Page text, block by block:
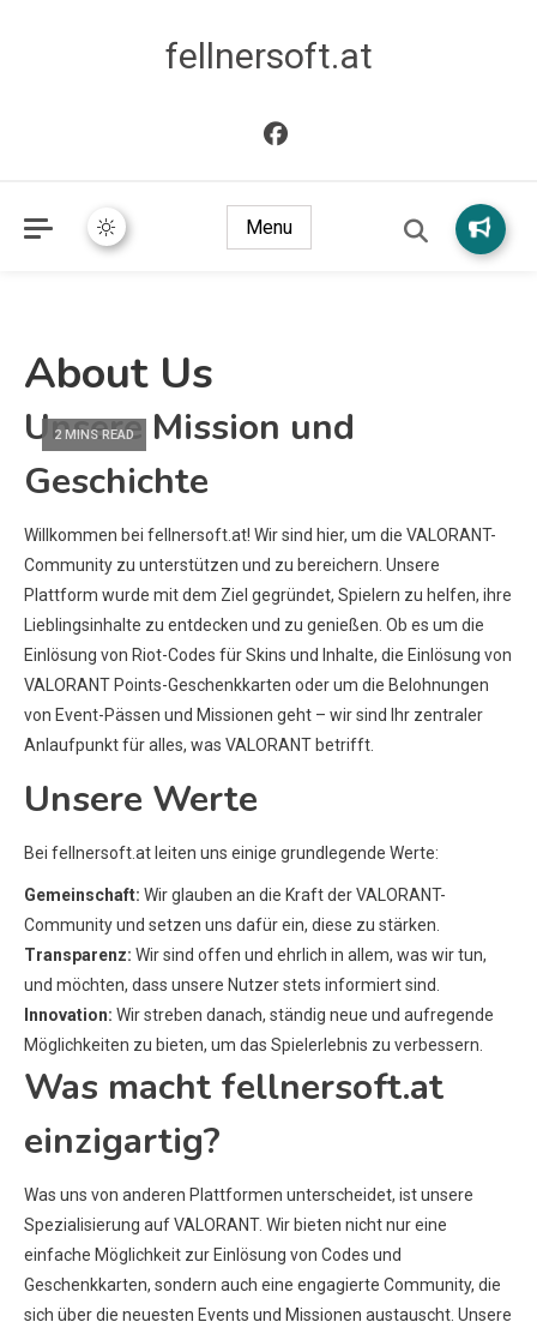
fellnersoft.at
Menu
About Us
2 MINS READ
Unsere Mission und
Geschichte
Willkommen bei fellnersoft.at! Wir sind hier, um die VALORANT-
Community zu unterstützen und zu bereichern. Unsere
Plattform wurde mit dem Ziel gegründet, Spielern zu helfen, ihre
Lieblingsinhalte zu entdecken und zu genießen. Ob es um die
Einlösung von Riot-Codes für Skins und Inhalte, die Einlösung von
VALORANT Points-Geschenkkarten oder um die Belohnungen
von Event-Pässen und Missionen geht – wir sind Ihr zentraler
Anlaufpunkt für alles, was VALORANT betrifft.
Unsere Werte
Bei fellnersoft.at leiten uns einige grundlegende Werte:
Gemeinschaft: Wir glauben an die Kraft der VALORANT-
Community und setzen uns dafür ein, diese zu stärken.
Transparenz: Wir sind offen und ehrlich in allem, was wir tun,
und möchten, dass unsere Nutzer stets informiert sind.
Innovation: Wir streben danach, ständig neue und aufregende
Möglichkeiten zu bieten, um das Spielerlebnis zu verbessern.
Was macht fellnersoft.at
einzigartig?
Was uns von anderen Plattformen unterscheidet, ist unsere
Spezialisierung auf VALORANT. Wir bieten nicht nur eine
einfache Möglichkeit zur Einlösung von Codes und
Geschenkkarten, sondern auch eine engagierte Community, die
sich über die neuesten Events und Missionen austauscht. Unsere